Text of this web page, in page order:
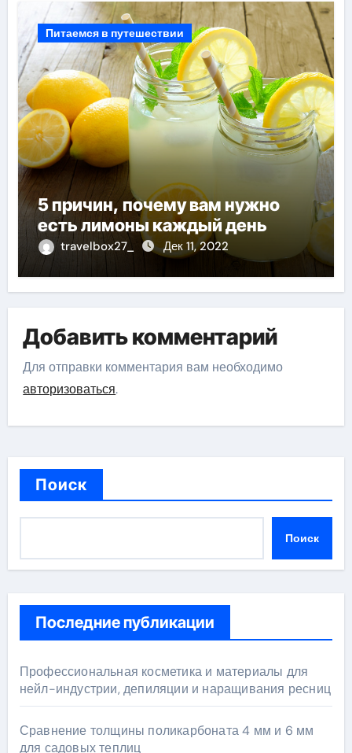
Питаемся в путешествии
5 причин, почему вам нужно
есть лимоны каждый день
travelbox27_ Дек 11, 2022
Добавить комментарий
Для отправки комментария вам необходимо
авторизоваться.
Поиск
Поиск
Последние публикации
Профессиональная косметика и материалы для
нейл-индустрии, депиляции и наращивания ресниц
Сравнение толщины поликарбоната 4 мм и 6 мм
для садовых теплиц